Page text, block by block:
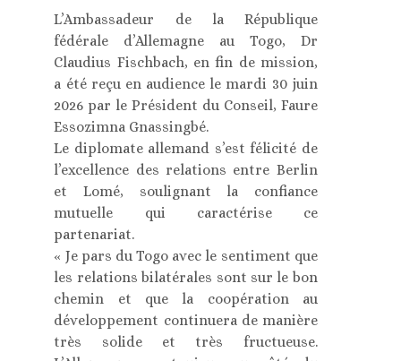
L’Ambassadeur de la République
fédérale d’Allemagne au Togo, Dr
Claudius Fischbach, en fin de mission,
a été reçu en audience le mardi 30 juin
2026 par le Président du Conseil, Faure
Essozimna Gnassingbé.
Le diplomate allemand s’est félicité de
l’excellence des relations entre Berlin
et Lomé, soulignant la confiance
mutuelle qui caractérise ce
partenariat.
« Je pars du Togo avec le sentiment que
les relations bilatérales sont sur le bon
chemin et que la coopération au
développement continuera de manière
très solide et très fructueuse.